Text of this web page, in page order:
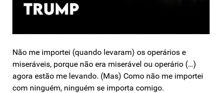
Não me importei (quando levaram) os operários e
miseráveis, porque não era miserável ou operário (…)
agora estão me levando. (Mas) Como não me importei
com ninguém, ninguém se importa comigo.